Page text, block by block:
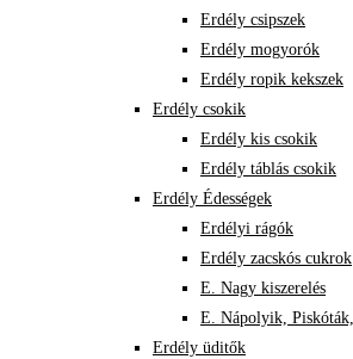
Erdély csipszek
Erdély mogyorók
Erdély ropik kekszek
Erdély csokik
Erdély kis csokik
Erdély táblás csokik
Erdély Édességek
Erdélyi rágók
Erdély zacskós cukrok
E. Nagy kiszerelés
E. Nápolyik,
Erdély üditők